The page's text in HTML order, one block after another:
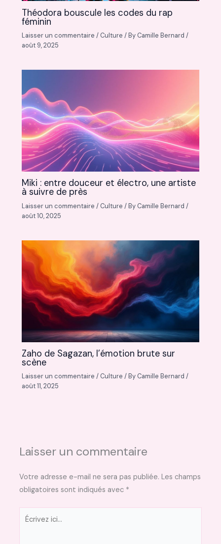
Théodora bouscule les codes du rap
féminin
Laisser un commentaire / Culture / By Camille Bernard/
août 9, 2025
Miki : entre douceur et électro, une artiste
à suivre de près
Laisser un commentaire / Culture / By Camille Bernard/
août 10, 2025
Zaho de Sagazan, l’émotion brute sur
scène
Laisser un commentaire / Culture / By Camille Bernard/
août 11, 2025
Laisser un commentaire
Votre adresse e-mail ne sera pas publiée. Les champs
obligatoires sont indiqués avec *
Écrivez